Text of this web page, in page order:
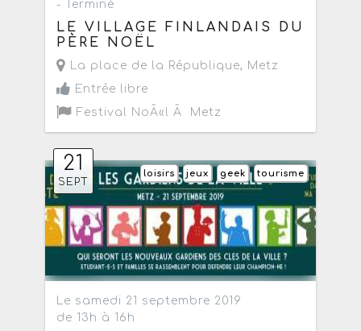
- Terminé
LE VILLAGE FINLANDAIS DU
PÈRE NOËL
La place de la République, Metz
Entrée libre
Festival NoÃ«l Ã Metz
21
SEPT
tourisme
geek
jeux
loisirs
Le samedi 21 septembre 2019
de 13h à 16h